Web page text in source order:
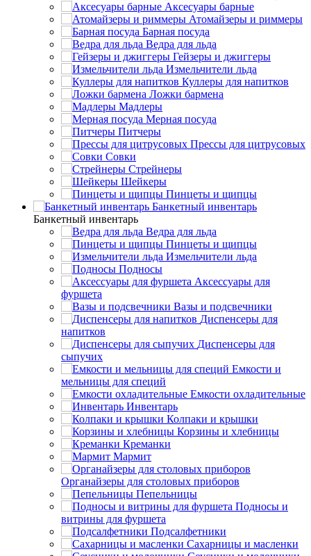
Аксесуары барные
Атомайзеры и риммеры
Барная посуда
Ведра для льда
Гейзеры и джиггеры
Измельчители льда
Куллеры для напитков
Ложки бармена
Мадлеры
Мерная посуда
Питчеры
Прессы для цитрусовых
Совки
Стрейнеры
Шейкеры
Пинцеты и щипцы
Банкетный инвентарь
Банкетный инвентарь
Ведра для льда
Пинцеты и щипцы
Измельчители льда
Подносы
Аксессуары для
фуршета
Вазы и подсвечники
Диспенсеры для
напитков
Диспенсеры для
сыпучих
Емкости и
мельницы для специй
Емкости охладительные
Инвентарь
Колпаки и крышки
Корзины и хлебницы
Креманки
Мармит
Органайзеры для столовых приборов
Пепельницы
Подносы и
витрины для фуршета
Подсалфетники
Сахарницы и масленки